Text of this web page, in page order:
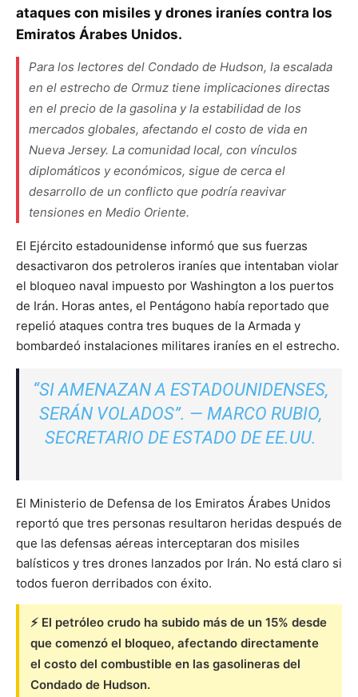
ataques con misiles y drones iraníes contra los
Emiratos Árabes Unidos.
Para los lectores del Condado de Hudson, la escalada
en el estrecho de Ormuz tiene implicaciones directas
en el precio de la gasolina y la estabilidad de los
mercados globales, afectando el costo de vida en
Nueva Jersey. La comunidad local, con vínculos
diplomáticos y económicos, sigue de cerca el
desarrollo de un conflicto que podría reavivar
tensiones en Medio Oriente.
El Ejército estadounidense informó que sus fuerzas
desactivaron dos petroleros iraníes que intentaban violar
el bloqueo naval impuesto por Washington a los puertos
de Irán. Horas antes, el Pentágono había reportado que
repelió ataques contra tres buques de la Armada y
bombardeó instalaciones militares iraníes en el estrecho.
“SI AMENAZAN A ESTADOUNIDENSES,
SERÁN VOLADOS”. — MARCO RUBIO,
SECRETARIO DE ESTADO DE EE.UU.
El Ministerio de Defensa de los Emiratos Árabes Unidos
reportó que tres personas resultaron heridas después de
que las defensas aéreas interceptaran dos misiles
balísticos y tres drones lanzados por Irán. No está claro si
todos fueron derribados con éxito.
⚡ El petróleo crudo ha subido más de un 15% desde
que comenzó el bloqueo, afectando directamente
el costo del combustible en las gasolineras del
Condado de Hudson.